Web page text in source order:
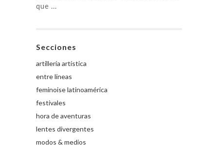
que ...
Secciones
artillería artística
entre líneas
feminoise latinoamérica
festivales
hora de aventuras
lentes divergentes
modos & medios